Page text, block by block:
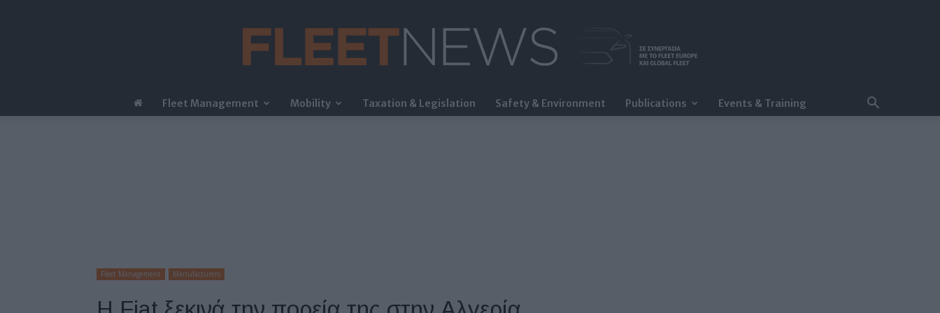
FleetNews
Fleet Management Mobility Taxation & Legislation Safety & Environment Publications Events & Training
Fleet Management Manufacturers